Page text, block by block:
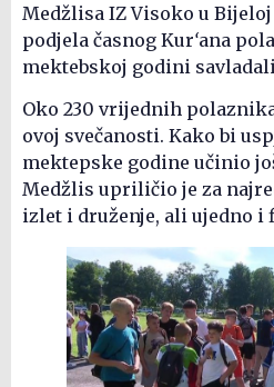
Medžlisa IZ Visoko u
podjela časnog Kur‘ana
mektebskoj godini
Oko 230 vrijednih
ovoj svečanosti. Kako bi
mektepske godine učinio
Medžlis upriličio je za
izlet i druženje, ali ujedno i